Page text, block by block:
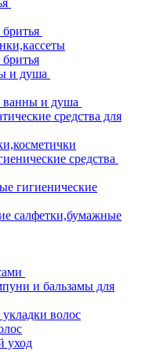
и душа
ванны и душа
средства для
средства
гигиенические
салфетки,бумажные
и бальзамы для
волос
уход